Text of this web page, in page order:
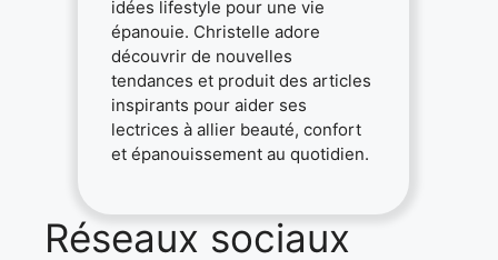
idées lifestyle pour une vie
épanouie. Christelle adore
découvrir de nouvelles
tendances et produit des articles
inspirants pour aider ses
lectrices à allier beauté, confort
et épanouissement au quotidien.
Réseaux sociaux